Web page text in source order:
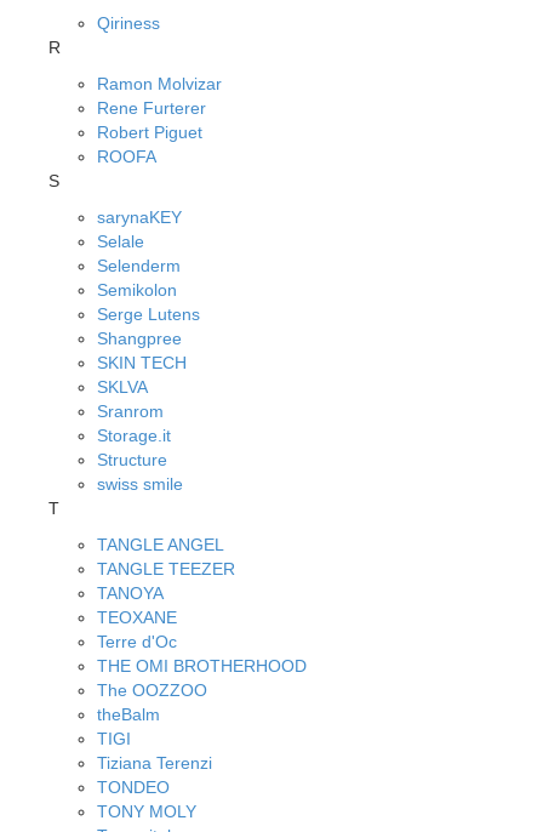
Qiriness
R
Ramon Molvizar
Rene Furterer
Robert Piguet
ROOFA
S
sarynaKEY
Selale
Selenderm
Semikolon
Serge Lutens
Shangpree
SKIN TECH
SKLVA
Sranrom
Storage.it
Structure
swiss smile
T
TANGLE ANGEL
TANGLE TEEZER
TANOYA
TEOXANE
Terre d'Oc
THE OMI BROTHERHOOD
The OOZZOO
theBalm
TIGI
Tiziana Terenzi
TONDEO
TONY MOLY